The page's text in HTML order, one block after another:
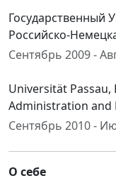
Государственный
Российско-
Сентябрь 2009 -
Universität Passau,
Administration and
Сентябрь 2010 -
О себе